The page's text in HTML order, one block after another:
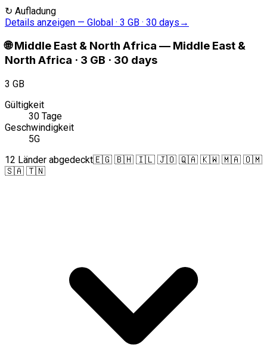
↻ Aufladung
Details anzeigen — Global · 3 GB · 30 days →
🌐 Middle East & North Africa — Middle East &
North Africa · 3 GB · 30 days
3 GB
Gültigkeit
30 Tage
Geschwindigkeit
5G
12 Länder abgedeckt🇪🇬 🇧🇭 🇮🇱 🇯🇴 🇶🇦 🇰🇼 🇲🇦 🇴🇲
🇸🇦 🇹🇳